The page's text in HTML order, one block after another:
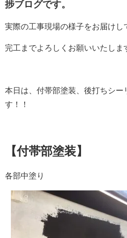
捗ブログです。
実際の工事現場の様子をお届けし
完工までよろしくお願いいたしま
本日は、付帯部塗装、後打ちシー
す！！
【付帯部塗装】
各部中塗り